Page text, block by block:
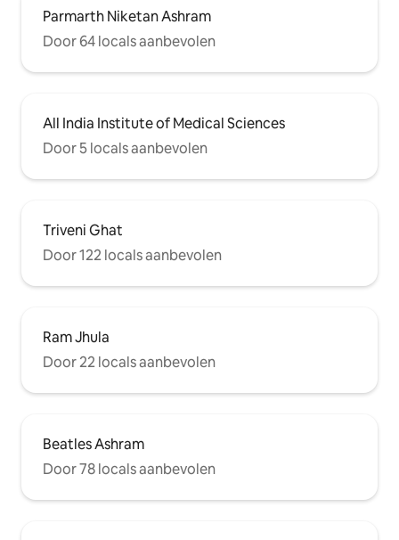
Parmarth Niketan Ashram
Door 64 locals aanbevolen
All India Institute of Medical Sciences
Door 5 locals aanbevolen
Triveni Ghat
Door 122 locals aanbevolen
Ram Jhula
Door 22 locals aanbevolen
Beatles Ashram
Door 78 locals aanbevolen